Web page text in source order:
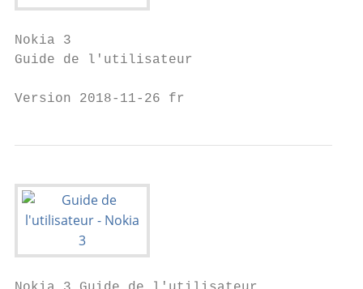
Nokia 3
Guide de l'utilisateur
Version 2018-11-26 fr